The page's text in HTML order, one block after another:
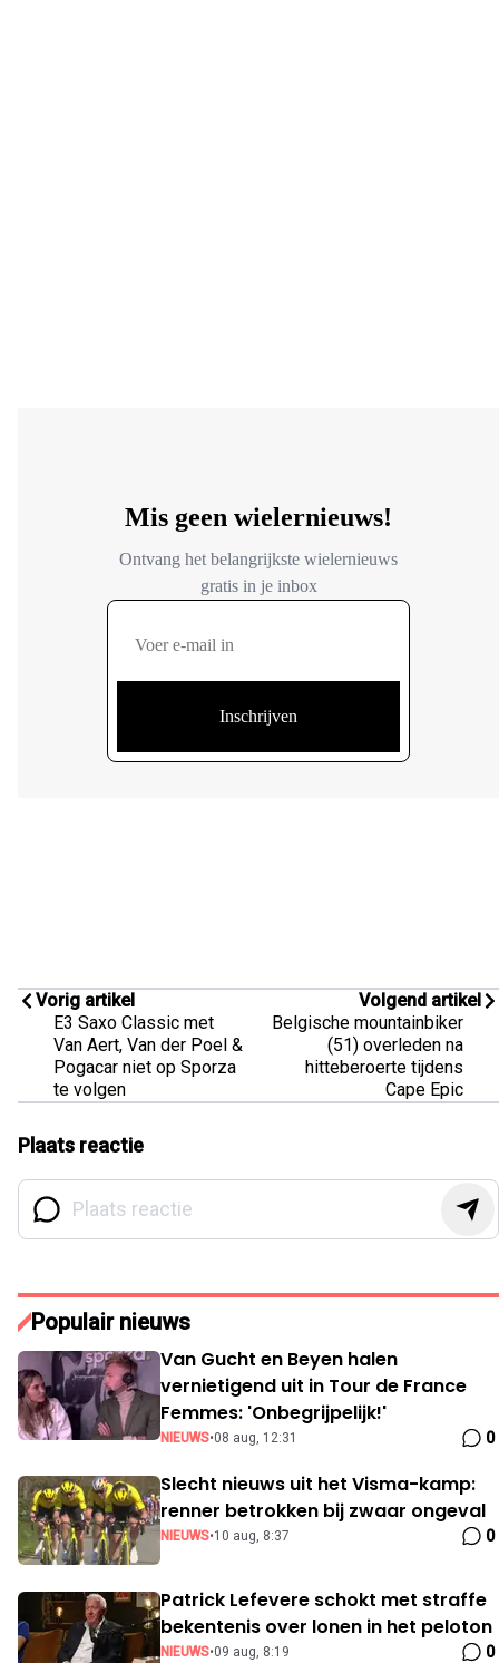
Vorig artikel
E3 Saxo Classic met
Van Aert, Van der Poel &
Pogacar niet op Sporza
te volgen
Volgend artikel
Belgische mountainbiker
(51) overleden na
hitteberoerte tijdens
Cape Epic
Plaats reactie
Populair nieuws
Van Gucht en Beyen halen
vernietigend uit in Tour de France
Femmes: 'Onbegrijpelijk!'
NIEUWS•08 aug, 12:31 0
Slecht nieuws uit het Visma-kamp:
renner betrokken bij zwaar ongeval
NIEUWS•10 aug, 8:37 0
Patrick Lefevere schokt met straffe
bekentenis over lonen in het peloton
NIEUWS•09 aug, 8:19 0